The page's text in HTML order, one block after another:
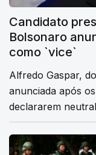
Candidato
Bolsonaro
como `vice`
Alfredo Gaspar,
anunciada após
declararem